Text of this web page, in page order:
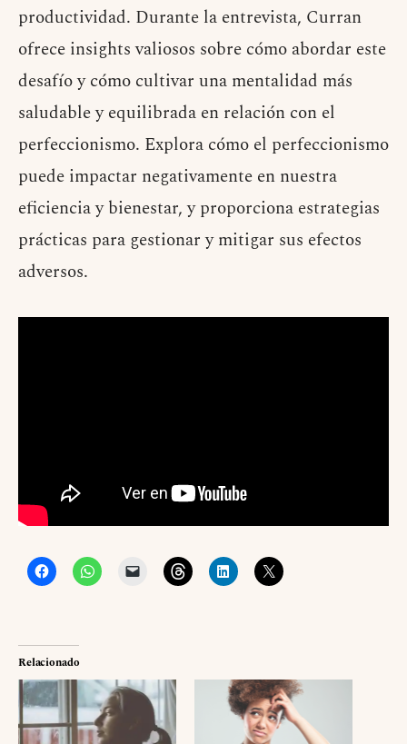
productividad. Durante la entrevista, Curran
ofrece insights valiosos sobre cómo abordar este
desafío y cómo cultivar una mentalidad más
saludable y equilibrada en relación con el
perfeccionismo. Explora cómo el perfeccionismo
puede impactar negativamente en nuestra
eficiencia y bienestar, y proporciona estrategias
prácticas para gestionar y mitigar sus efectos
adversos.
Relacionado